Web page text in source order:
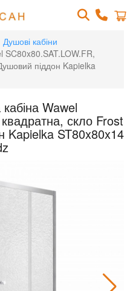
Душові кабіни
SC80x80.SAT.LOW.FR,
піддон Kapielka
Wawel
скло Frost
ST80x80x14